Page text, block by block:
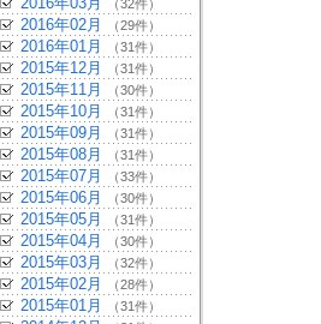
（32件）
2016年02月 （29件）
2016年01月 （31件）
2015年12月 （31件）
2015年11月 （30件）
2015年10月 （31件）
2015年09月 （31件）
2015年08月 （31件）
2015年07月 （33件）
2015年06月 （30件）
2015年05月 （31件）
2015年04月 （30件）
2015年03月 （32件）
2015年02月 （28件）
2015年01月 （31件）